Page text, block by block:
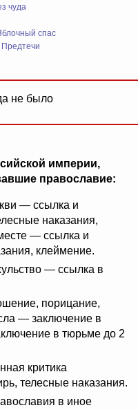
чуда
спас
Предтечи
не было
империи,
православие:
— ссылка и
наказания,
— ссылка и
клеймение.
— ссылка в
порицание,
— заключение в
в тюрьме до 2
критика
телесные наказания.
в иное